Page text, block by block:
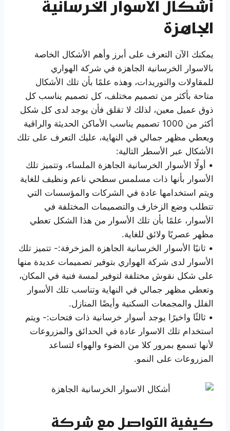
أشكال الاسوار الخرسانية
الجاهزة
يمكنك الآن التعرف على أبرز وأهم الأشكال الخاصة
بالاسوار الخرسانية الجاهزة في شركة الهواري
للمقاولات والتوريدات، وهذه علمًا بأن تلك الأشكال
متاحة بأكثر من تصميم مختلف، كل تصميم يناسب كل
ذوق عميل معين، لذلك لا تقلق فأن يوجد لدى كل شكل
أكثر من 1000 تصميم يناسب الأماكن الحديثة والراقية
ويعطي مظهر جمالي في النهاية، عليك التعرف على تلك
الأشكال عبر الأسطر التالية:
• أولًا الأسوار الخرسانية الجاهزة الملساء، وتتميز تلك
الأسوار بأنها ذات مسلمس سطحي ناعم ونظيف للغاية
ويتم استخدامها عادة في الشركات والمؤسسات التي
تتطلب وضع الزخارف والتصميمات المختلفة في
الأسوار، علمًا بأن تلك الأسوار من هذا الشكل تعطي
مظهر عصريًا ولائق للغاية.
• ثانيًا الأسوار الخرسانية الجاهزة المزخرفة:- تتميز تلك
الأسوار لدى شركة الهواري بتوفير تصميمات عديدة منها
على شكل نقوش مختلفة لتوفير لمسة فنية في المكان،
وتعطي مظهر جمالي في النهاية وتناسب تلك الأسوار
الفلل والمجمعات السكنية وأيضًا المنازل.
• ثالثًا واخيرًا يوجد أسوار خرسانية ذات فتحات:- ويتم
استخدام تلك الاسوار عادة في الحدائق والمزروعات
لأنها تسمع بمرور كلا من الضوء والهواء لتساعد
المزروعات على النمو.
كيفية التواصل مع شركة